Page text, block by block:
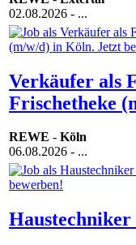
02.08.2026 - ...
Verkäufer als
Frischetheke
REWE - Köln
06.08.2026 - ...